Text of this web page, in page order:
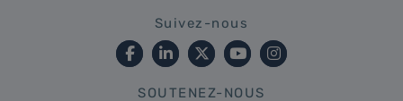
Suivez-nous
SOUTENEZ-NOUS